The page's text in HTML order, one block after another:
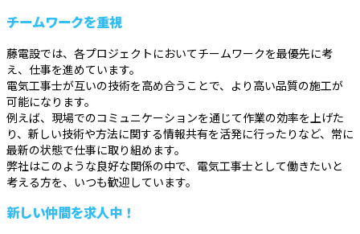
チームワークを重視
藤電設では、各プロジェクトにおいてチームワークを最優先に考
え、仕事を進めています。
電気工事士が互いの技術を高め合うことで、より高い品質の施工が
可能になります。
例えば、現場でのコミュニケーションを通じて作業の効率を上げた
り、新しい技術や方法に関する情報共有を活発に行ったりなど、常に
最新の状態で仕事に取り組めます。
弊社はこのような良好な関係の中で、電気工事士として働きたいと
考える方を、いつも歓迎しています。
新しい仲間を求人中！